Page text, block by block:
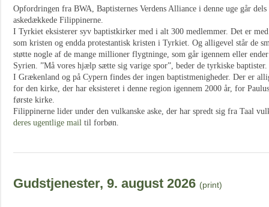
Opfordringen fra BWA, Baptisternes Verdens Alliance i denne uge går
askedækkede Filippinerne.
I Tyrkiet eksisterer syv baptistkirker med i alt 300 medlemmer. Det er
som kristen og endda protestantisk kristen i Tyrkiet. Og alligevel står de
støtte nogle af de mange millioner flygtninge, som går igennem eller
Syrien. ”Må vores hjælp sætte sig varige spor”, beder de tyrkiske baptister.
I Grækenland og på Cypern findes der ingen baptistmenigheder. Der er
for den kirke, der har eksisteret i denne region igennem 2000 år, for
første kirke.
Filippinerne lider under den vulkanske aske, der har spredt sig fra Taal
deres ugentlige mail til forbøn.
Gudstjenester, 9. august 2026 (print)